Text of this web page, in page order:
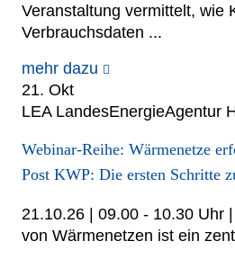
Veranstaltung vermittelt, wie
Verbrauchsdaten ...
mehr dazu
21. Okt
LEA LandesEnergieAgentur
Webinar-Reihe: Wärmenetze
Post KWP: Die ersten Schritte
21.10.26 | 09.00 - 10.30 Uhr
von Wärmenetzen ist ein